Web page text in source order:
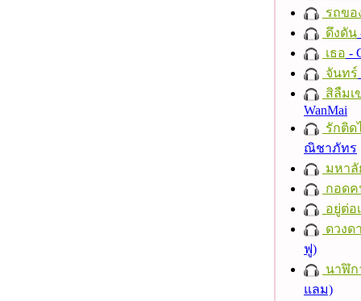
รถขอ
ดึงดัน
เธอ -
จันทร์
สิลืมเ
WanMai
รักติด
ณิชาภัทร
มหาลั
กอดค
อยู่ต่อ
ดวงด
ฟู)
นาฬิก
แลม)